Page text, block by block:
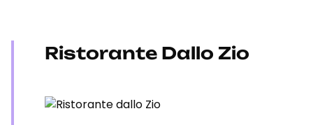
Ristorante Dallo Zio